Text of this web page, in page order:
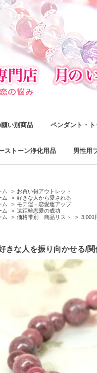
い別商品 ペンダント・
ストーン浄化用品 男性用
ム > お買い得アウトレット
ム
> 好きな人から愛される
ム
> モテ運・恋愛運アップ
ム
> 遠距離恋愛の成功
ム
> 価格帯別 商品リスト > 3,001
きな人を振り向かせる/